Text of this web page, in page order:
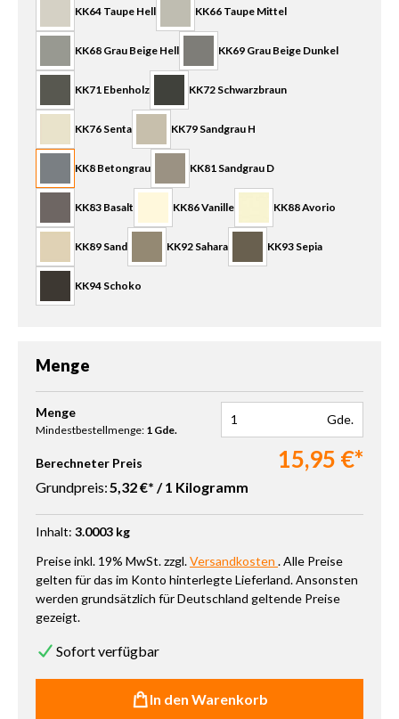
KK64 Taupe Hell KK66 Taupe Mittel
KK68 Grau Beige Hell KK69 Grau Beige Dunkel
KK71 Ebenholz KK72 Schwarzbraun
KK76 Senta KK79 Sandgrau H
KK8 Betongrau KK81 Sandgrau D
KK83 Basalt KK86 Vanille KK88 Avorio
KK89 Sand KK92 Sahara KK93 Sepia
KK94 Schoko
Menge
Produkt Anzahl: Gib den gewünschten Wert ein oder benutze
Menge
Mindestbestellmenge: 1 Gde.
Gde.
Berechneter Preis 15,95 €*
Grundpreis:5,32 €* / 1 Kilogramm
Inhalt: 3.0003 kg
Preise inkl. 19% MwSt. zzgl.Versandkosten . Alle Preise
gelten für das im Konto hinterlegte Lieferland. Ansonsten
werden grundsätzlich für Deutschland geltende Preise
gezeigt.
Sofort verfügbar
In den Warenkorb